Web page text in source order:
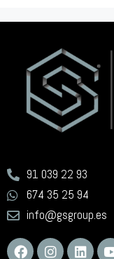
91 039 22 93
674 35 25 94
info@gsgroup.es